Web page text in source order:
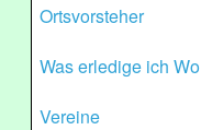
Ortsvorsteher
Was erledige ich Wo
Vereine